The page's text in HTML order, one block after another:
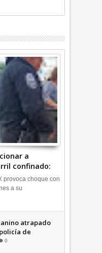
a
confinado:
provoca choque con
a su
atrapado
de
0